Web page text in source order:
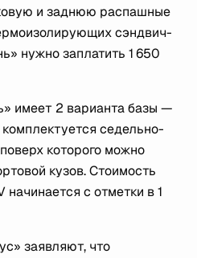
и заднюю распашные
сэндвич-
нужно заплатить 1 650
имеет 2 варианта базы —
седельно-
которого можно
кузов. Стоимость
с отметки в 1
заявляют, что